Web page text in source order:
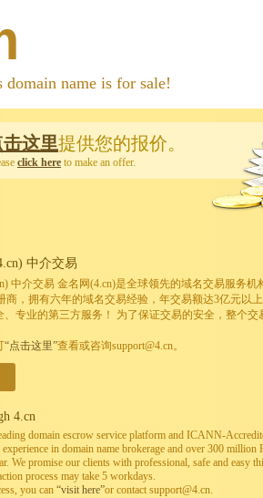
name is for sale!
击这里提供您的报价。
click here to make an offer.
中介交易
中介交易 金名网(4.cn)是全球领先的域名交易服务机
商，拥有六年的域名交易经验，年交易额达3亿元以
、专业的第三方服务！ 为了保证交易的安全，整个交
“点击这里”查看或咨询support@4.cn。
4.cn
domain escrow service platform and ICANN-
in domain name brokerage and over 300 million
We promise our clients with professional, safe and easy
process may take 5 workdays.
you can “visit here”or contact support@4.cn.